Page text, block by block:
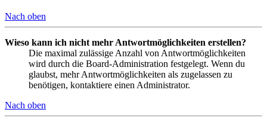
Nach oben
Wieso kann ich nicht mehr Antwortmöglichkeiten erstellen?
Die maximal zulässige Anzahl von Antwortmöglichkeiten
wird durch die Board-Administration festgelegt. Wenn du
glaubst, mehr Antwortmöglichkeiten als zugelassen zu
benötigen, kontaktiere einen Administrator.
Nach oben